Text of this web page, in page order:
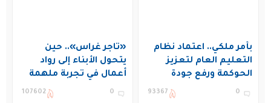
بأمر ملكي.. اعتماد نظام
التعليم العام لتعزيز
الحوكمة ورفع جودة
التعليم في المملكة
0
93367
«تاجر غراس».. حين
يتحول الأبناء إلى رواد
أعمال في تجربة ملهمة
بنادي غراس الصيفي
0
107602